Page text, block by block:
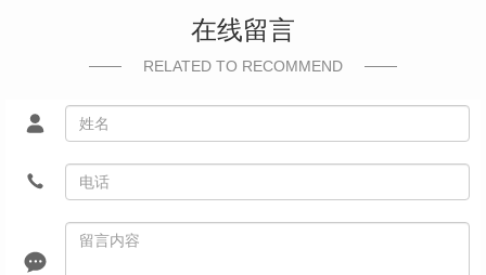
在线留言
RELATED TO RECOMMEND